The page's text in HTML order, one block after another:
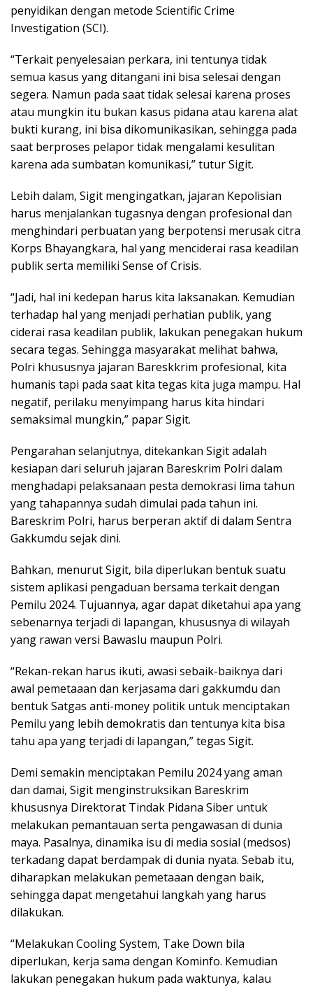
penyidikan dengan metode Scientific Crime
Investigation (SCI).
“Terkait penyelesaian perkara, ini tentunya tidak
semua kasus yang ditangani ini bisa selesai dengan
segera. Namun pada saat tidak selesai karena proses
atau mungkin itu bukan kasus pidana atau karena alat
bukti kurang, ini bisa dikomunikasikan, sehingga pada
saat berproses pelapor tidak mengalami kesulitan
karena ada sumbatan komunikasi,” tutur Sigit.
Lebih dalam, Sigit mengingatkan, jajaran Kepolisian
harus menjalankan tugasnya dengan profesional dan
menghindari perbuatan yang berpotensi merusak citra
Korps Bhayangkara, hal yang menciderai rasa keadilan
publik serta memiliki Sense of Crisis.
“Jadi, hal ini kedepan harus kita laksanakan. Kemudian
terhadap hal yang menjadi perhatian publik, yang
ciderai rasa keadilan publik, lakukan penegakan hukum
secara tegas. Sehingga masyarakat melihat bahwa,
Polri khususnya jajaran Bareskkrim profesional, kita
humanis tapi pada saat kita tegas kita juga mampu. Hal
negatif, perilaku menyimpang harus kita hindari
semaksimal mungkin,” papar Sigit.
Pengarahan selanjutnya, ditekankan Sigit adalah
kesiapan dari seluruh jajaran Bareskrim Polri dalam
menghadapi pelaksanaan pesta demokrasi lima tahun
yang tahapannya sudah dimulai pada tahun ini.
Bareskrim Polri, harus berperan aktif di dalam Sentra
Gakkumdu sejak dini.
Bahkan, menurut Sigit, bila diperlukan bentuk suatu
sistem aplikasi pengaduan bersama terkait dengan
Pemilu 2024. Tujuannya, agar dapat diketahui apa yang
sebenarnya terjadi di lapangan, khususnya di wilayah
yang rawan versi Bawaslu maupun Polri.
“Rekan-rekan harus ikuti, awasi sebaik-baiknya dari
awal pemetaaan dan kerjasama dari gakkumdu dan
bentuk Satgas anti-money politik untuk menciptakan
Pemilu yang lebih demokratis dan tentunya kita bisa
tahu apa yang terjadi di lapangan,” tegas Sigit.
Demi semakin menciptakan Pemilu 2024 yang aman
dan damai, Sigit menginstruksikan Bareskrim
khususnya Direktorat Tindak Pidana Siber untuk
melakukan pemantauan serta pengawasan di dunia
maya. Pasalnya, dinamika isu di media sosial (medsos)
terkadang dapat berdampak di dunia nyata. Sebab itu,
diharapkan melakukan pemetaaan dengan baik,
sehingga dapat mengetahui langkah yang harus
dilakukan.
“Melakukan Cooling System, Take Down bila
diperlukan, kerja sama dengan Kominfo. Kemudian
lakukan penegakan hukum pada waktunya, kalau